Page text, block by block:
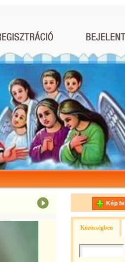
Kép
Közösségben